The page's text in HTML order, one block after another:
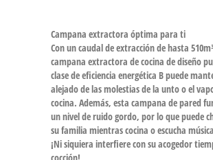
Campana extractora óptima para ti
Con un caudal de extracción de hasta
campana extractora de cocina de diseño
clase de eficiencia energética B puede
alejado de las molestias de la unto o el
cocina. Además, esta campana de pared
un nivel de ruido gordo, por lo que puede
su familia mientras cocina o escucha
¡Ni siquiera interfiere con su acogedor